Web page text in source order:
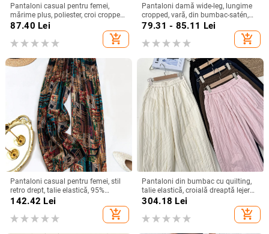
Pantaloni casual pentru femei,
mărime plus, poliester, croi cropped,
talie înaltă, croi drept, croi relaxat
87.40 Lei
add_shopping_cart
Pantaloni damă wide-leg, lungime
cropped, vară, din bumbac-satén,
talie înaltă, casual
79.31 - 85.11 Lei
add_shopping_cart
Pantaloni casual pentru femei, stil
retro drept, talie elastică, 95%
poliester, vară 2025
142.42 Lei
add_shopping_cart
Pantaloni din bumbac cu quilting,
talie elastică, croială dreaptă lejeră,
umplutură asemănătoare mătăsii,
304.18 Lei
add_shopping_cart